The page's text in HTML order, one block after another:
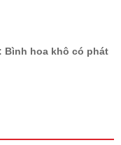
Bình hoa khô có phát